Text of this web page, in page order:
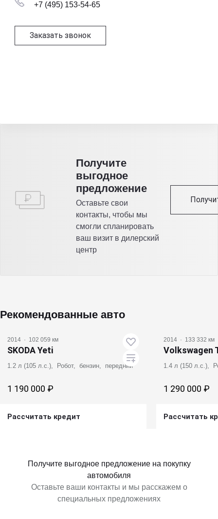
+7 (495) 153-54-65
Заказать звонок
Получитe
выгодное
предложение
Оставьте свои
контакты, чтобы мы
смогли спланировать
ваш визит в дилерский
центр
Рекомендованные авто
2014 · 102 059 км
SKODA Yeti
1.2 л (105 л.с.), Робот, бензин, передний
1 190 000 ₽
Рассчитать кредит
2014 · 133 332 км
Volkswagen
1.4 л (150 л.с.),
1 290 000 ₽
Рассчитать
Получите выгодное предложение на покупку
автомобиля
Оставьте ваши контакты и мы расскажем о
специальных предложениях